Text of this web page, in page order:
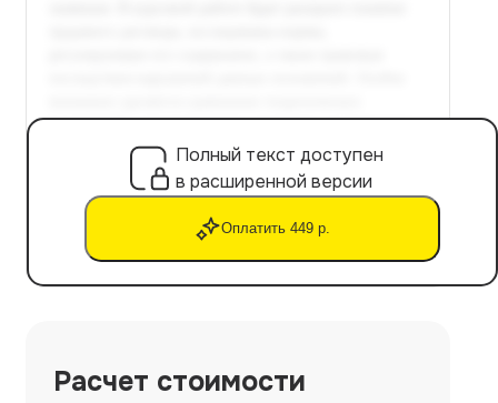
Полный текст доступен
в расширенной версии
Оплатить 449 р.
Расчет стоимости